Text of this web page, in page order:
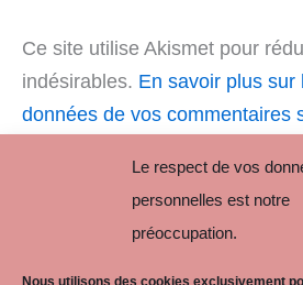
Le respect de vos
personnelles est notre
préoccupation.
Nous utilisons des cookies exclusivement
Ce site utilise Akismet pour
indésirables. En savoir plus
données de vos commentaires